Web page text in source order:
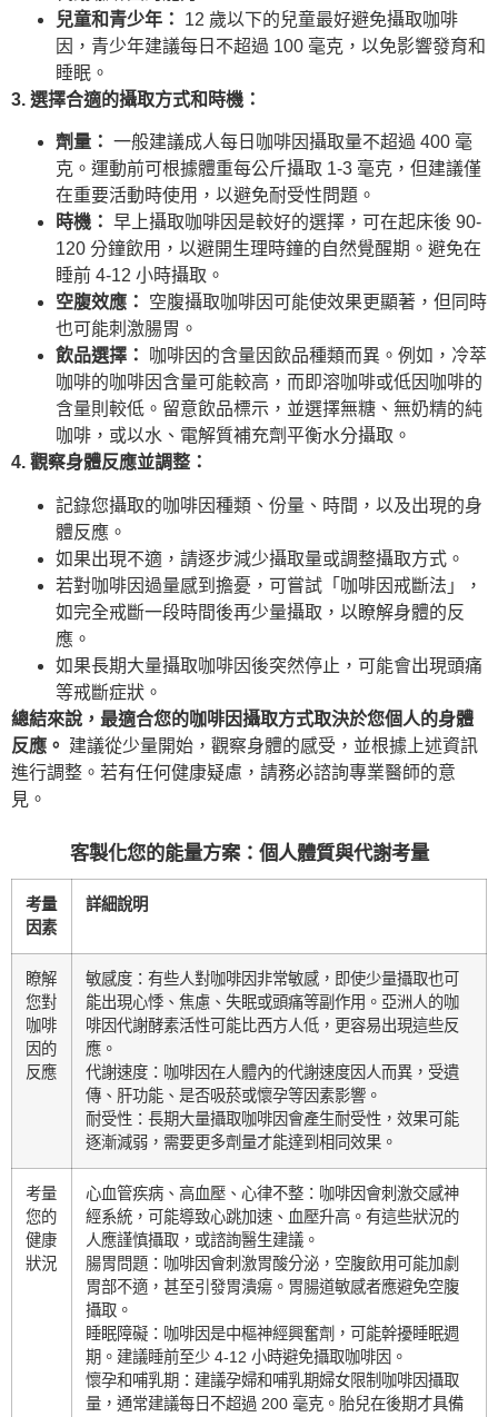
兒童和青少年：
12 歲以下的兒童最好避免攝取咖啡
因，青少年建議每日不超過 100 毫克，以免影響發育和
睡眠。
3. 選擇合適的攝取方式和時機：
劑量： 一般建議成人每日咖啡因攝取量不超過 400 毫
克。運動前可根據體重每公斤攝取 1-3 毫克，但建議僅
在重要活動時使用，以避免耐受性問題。
時機： 早上攝取咖啡因是較好的選擇，可在起床後 90-
120 分鐘飲用，以避開生理時鐘的自然覺醒期。避免在
睡前 4-12 小時攝取。
空腹效應：
空腹攝取咖啡因可能使效果更顯著，但同時
也可能刺激腸胃。
飲品選擇：
咖啡因的含量因飲品種類而異。例如，冷萃
咖啡的咖啡因含量可能較高，而即溶咖啡或低因咖啡的
含量則較低。留意飲品標示，並選擇無糖、無奶精的純
咖啡，或以水、電解質補充劑平衡水分攝取。
4. 觀察身體反應並調整：
記錄您攝取的咖啡因種類、份量、時間，以及出現的身
體反應。
如果出現不適，請逐步減少攝取量或調整攝取方式。
若對咖啡因過量感到擔憂，可嘗試「咖啡因戒斷法」，
如完全戒斷一段時間後再少量攝取，以瞭解身體的反
應。
如果長期大量攝取咖啡因後突然停止，可能會出現頭痛
等戒斷症狀。
總結來說，最適合您的咖啡因攝取方式取決於您個人的身體
反應。 建議從少量開始，觀察身體的感受，並根據上述資訊
進行調整。若有任何健康疑慮，請務必諮詢專業醫師的意
見。
客製化您的能量方案：個人體質與代謝考量
考量
因素
詳細說明
瞭解
您對
咖啡
因的
反應
敏感度：有些人對咖啡因非常敏感，即使少量攝取也可
能出現心悸、焦慮、失眠或頭痛等副作用。亞洲人的咖
啡因代謝酵素活性可能比西方人低，更容易出現這些反
應。
代謝速度：咖啡因在人體內的代謝速度因人而異，受遺
傳、肝功能、是否吸菸或懷孕等因素影響。
耐受性：長期大量攝取咖啡因會產生耐受性，效果可能
逐漸減弱，需要更多劑量才能達到相同效果。
考量
您的
健康
狀況
心血管疾病、高血壓、心律不整：咖啡因會刺激交感神
經系統，可能導致心跳加速、血壓升高。有這些狀況的
人應謹慎攝取，或諮詢醫生建議。
腸胃問題：咖啡因會刺激胃酸分泌，空腹飲用可能加劇
胃部不適，甚至引發胃潰瘍。胃腸道敏感者應避免空腹
攝取。
睡眠障礙：咖啡因是中樞神經興奮劑，可能幹擾睡眠週
期。建議睡前至少 4-12 小時避免攝取咖啡因。
懷孕和哺乳期：建議孕婦和哺乳期婦女限制咖啡因攝取
量，通常建議每日不超過 200 毫克。胎兒在後期才具備